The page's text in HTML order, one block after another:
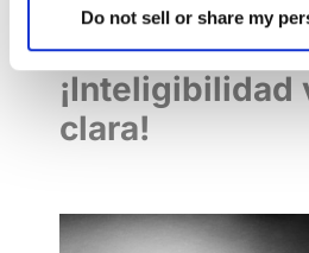
Do not sell or share my
¡Inteligibilidad
clara!